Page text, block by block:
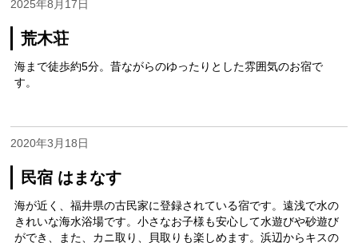
荒木荘
2025年8月17日
海まで徒歩約5分。昔ながらのゆったりとした雰囲気のお宿で
す。
民宿 はまなす
2020年3月18日
海が近く、福井県の古民家に登録されている宿です。遠浅で水の
きれいな海水浴場です。小さなお子様も安心して水遊びや砂遊び
ができ、また、カニ取り、貝取りも楽しめます。浜辺からキスの